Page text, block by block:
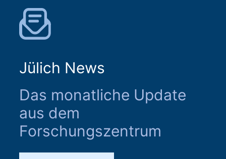
Jülich News
Das monatliche Update
aus dem
Forschungszentrum